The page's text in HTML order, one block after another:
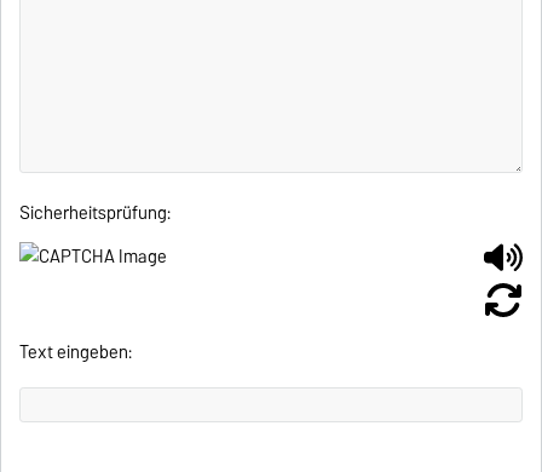
Sicherheitsprüfung:
Text eingeben: